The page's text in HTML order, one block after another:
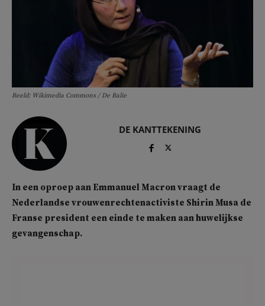
Beeld: Wikimedia Commons / De Balie
DE KANTTEKENING
In een oproep aan Emmanuel Macronvraagt de
Nederlandse vrouwenrechtenactiviste Shirin Musa de
Franse president een einde te maken aan huwelijkse
gevangenschap.